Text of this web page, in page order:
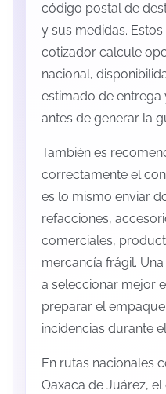
código postal de
y sus medidas.
cotizador calcule
nacional,
estimado de
antes de generar la
También es
correctamente el
es lo mismo enviar
refacciones,
comerciales,
mercancía frágil.
a seleccionar mejor
preparar el
incidencias durante
En rutas nacionales
Oaxaca de Juárez,